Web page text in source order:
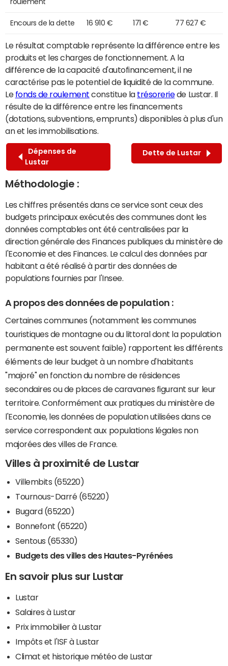
Encours de la dette 16 910 € 171 € 77 627 €
Le résultat comptable représente la différence entre les
produits et les charges de fonctionnement. A la
différence de la capacité d'autofinancement, il ne
caractérise pas le potentiel de liquidité de la commune.
Le fonds de roulement constitue la trésoreriede Lustar. Il
résulte de la différence entre les financements
(dotations, subventions, emprunts) disponibles à plus d'un
an et les immobilisations.
Dépenses de
Lustar
Dette de Lustar
Méthodologie :
Les chiffres présentés dans ce service sont ceux des
budgets principaux exécutés des communes dont les
données comptables ont été centralisées par la
direction générale des Finances publiques du ministère de
l'Economie et des Finances. Le calcul des données par
habitant a été réalisé à partir des données de
populations fournies par l'Insee.
A propos des données de population :
Certaines communes (notamment les communes
touristiques de montagne ou du littoral dont la population
permanente est souvent faible) rapportent les différents
éléments de leur budget à un nombre d'habitants
"majoré" en fonction du nombre de résidences
secondaires ou de places de caravanes figurant sur leur
territoire. Conformément aux pratiques du ministère de
l'Economie, les données de population utilisées dans ce
service correspondent aux populations légales non
majorées des villes de France.
Villes à proximité de Lustar
Villembits (65220)
Tournous-Darré (65220)
Bugard (65220)
Bonnefont (65220)
Sentous (65330)
Budgets des villes des Hautes-Pyrénées
En savoir plus sur Lustar
Lustar
Salaires à Lustar
Prix immobilier à Lustar
Impôts et l'ISF à Lustar
Climat et historique météo de Lustar